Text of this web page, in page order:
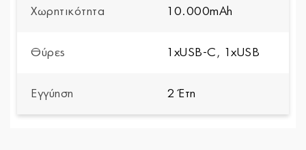
Χωρητικότητα 10.000mAh
Θύρες 1xUSB-C, 1xUSB
Εγγύηση 2 Έτη